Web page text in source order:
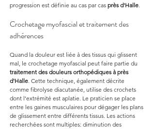
progression est définie au cas par cas près d'Halle.
Crochetage myofascial et traitement des
adhérences
Quand la douleur est liée à des tissus qui glissent
mal, le crochetage myofascial peut faire partie du
traitement des douleurs orthopédiques à près
d'Halle. Cette technique, également décrite
comme fibrolyse diacutanée, utilise des crochets
dont l’extrémité est aplatie. Le praticien se place
entre les gaines musculaires pour dégager les plans
de glissement entre différents tissus. Les actions
recherchées sont multiples: diminution des